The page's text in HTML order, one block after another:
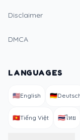
Disclaimer
DMCA
LANGUAGES
🇺🇸English 🇩🇪
🇻🇳Tiếng Việt 🇹🇭ไทย